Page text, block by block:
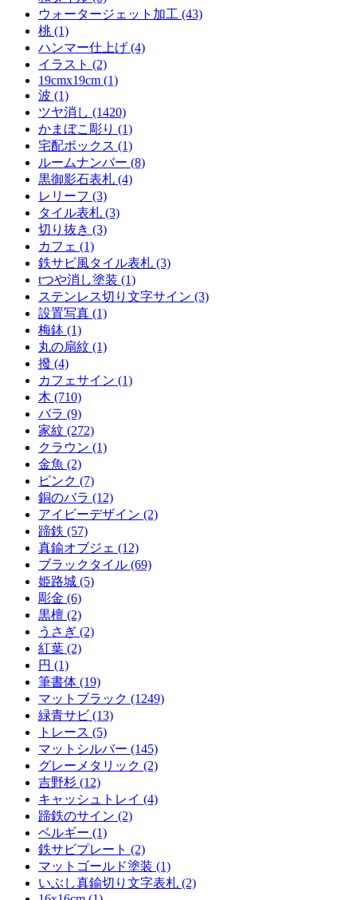
ウォータージェット加工 (43)
桃 (1)
ハンマー仕上げ (4)
イラスト (2)
19cmx19cm (1)
波 (1)
ツヤ消し (1420)
かまぼこ彫り (1)
宅配ボックス (1)
ルームナンバー (8)
黒御影石表札 (4)
レリーフ (3)
タイル表札 (3)
切り抜き (3)
カフェ (1)
鉄サビ風タイル表札 (3)
tつや消し塗装 (1)
ステンレス切り文字サイン (3)
設置写真 (1)
梅鉢 (1)
丸の扇紋 (1)
撥 (4)
カフェサイン (1)
木 (710)
バラ (9)
家紋 (272)
クラウン (1)
金魚 (2)
ピンク (7)
銅のバラ (12)
アイビーデザイン (2)
蹄鉄 (57)
真鍮オブジェ (12)
ブラックタイル (69)
姫路城 (5)
彫金 (6)
黒檀 (2)
うさぎ (2)
紅葉 (2)
円 (1)
筆書体 (19)
マットブラック (1249)
緑青サビ (13)
トレース (5)
マットシルバー (145)
グレーメタリック (2)
吉野杉 (12)
キャッシュトレイ (4)
蹄鉄のサイン (2)
ベルギー (1)
鉄サビプレート (2)
マットゴールド塗装 (1)
いぶし真鍮切り文字表札 (2)